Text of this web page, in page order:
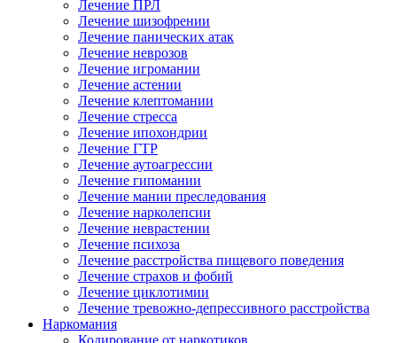
Лечение ПРЛ
Лечение шизофрении
Лечение панических атак
Лечение неврозов
Лечение игромании
Лечение астении
Лечение клептомании
Лечение стресса
Лечение ипохондрии
Лечение ГТР
Лечение аутоагрессии
Лечение гипомании
Лечение мании преследования
Лечение нарколепсии
Лечение неврастении
Лечение психоза
Лечение расстройства пищевого поведения
Лечение страхов и фобий
Лечение циклотимии
Лечение тревожно-депрессивного расстройства
Наркомания
Кодирование от наркотиков